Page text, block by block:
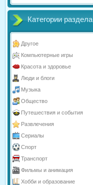
Категории раздела
Другое
Компьютерные игры
Красота и здоровье
Люди и блоги
Музыка
Общество
Путешествия и события
Развлечения
Сериалы
Спорт
Транспорт
Фильмы и анимация
Хобби и образование